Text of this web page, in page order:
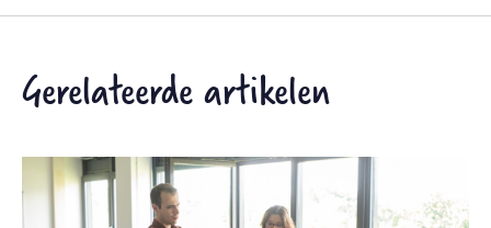
Gerelateerde artikelen